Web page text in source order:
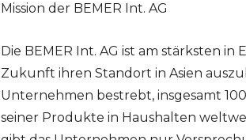
Mission der BEMER Int. AG
Die BEMER Int. AG ist am stärksten
Zukunft ihren Standort in Asien
Unternehmen bestrebt, insgesamt
seiner Produkte in Haushalten